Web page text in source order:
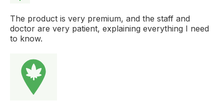
The product is very premium, and the staff and
doctor are very patient, explaining everything I need
to know.